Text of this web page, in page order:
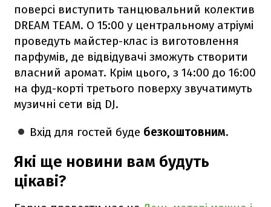
поверсі виступить танцювальний колектив
DREAM TEAM. О 15:00 у центральному атріумі
проведуть майстер-клас із виготовлення
парфумів, де відвідувачі зможуть створити
власний аромат. Крім цього, з 14:00 до 16:00
на фуд-корті третього поверху звучатимуть
музичні сети від DJ.
Вхід для гостей буде безкоштовним.
Які ще новини вам будуть
цікаві?